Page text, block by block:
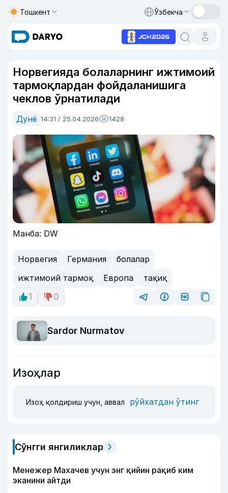
Тошкент Ўзбекча
Норвегияда болаларнинг ижтимоий
тармоқлардан фойдаланишига
чеклов ўрнатилади
Дунё 14:31 / 25.04.2026 1428
Манба: DW
Норвегия Германия
болалар
ижтимоий тармоқ
Европа
тақиқ
1
0
Sardor Nurmatov
Изоҳлар
Изоҳ қолдириш учун, аввал рўйхатдан ўтинг
Сўнгги янгиликлар
Менежер Махачев учун энг қийин рақиб ким
эканини айтди